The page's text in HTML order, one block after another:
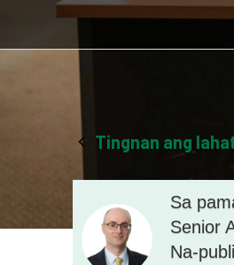
Tingnan ang
Sa
Senior
Na-